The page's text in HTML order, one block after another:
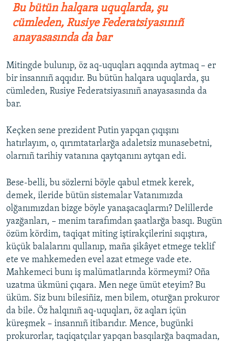
Bu bütün halqara uquqlarda, şu
cümleden, Rusiye Federatsiyasınıñ
anayasasında da bar
Mitingde bulunıp, öz aq-uquqları aqqında aytmaq – er
bir insannıñ aqqıdır. Bu bütün halqara uquqlarda, şu
cümleden, Rusiye Federatsiyasınıñ anayasasında da
bar.
Keçken sene prezident Putin yapqan çıqışını
hatırlayım, o, qırımtatarlarğa adaletsiz munasebetni,
olarnıñ tarihiy vatanına qaytqanını aytqan edi.
Bese-belli, bu sözlerni böyle qabul etmek kerek,
demek, ileride bütün sistemalar Vatanımızda
olğanımızdan bizge böyle yanaşacaqlarmı? Delillerde
yazğanları, – menim tarafımdan şaatlarğa basqı. Bugün
özüm kördim, taqiqat miting iştirakçilerini sıqıştıra,
küçük balalarını qullanıp, maña şikâyet etmege teklif
ete ve mahkemeden evel azat etmege vade ete.
Mahkemeci bunı iş malümatlarında körmeymi? Oña
uzatma ükmüni çıqara. Men nege ümüt eteyim? Bu
üküm. Siz bunı bilesiñiz, men bilem, oturğan prokuror
da bile. Öz halqınıñ aq-uquqları, öz aqları içün
küreşmek – insannıñ itibarıdır. Mence, bugünki
prokurorlar, taqiqatçılar yapqan basqılarğa baqmadan,